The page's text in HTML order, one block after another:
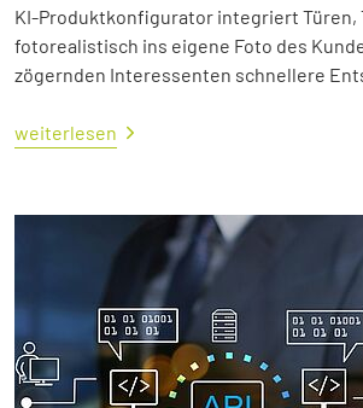
KI-Produktkonfigurator integriert Türen,
fotorealistisch ins eigene Foto des
zögernden Interessenten schnellere
weiterlesen